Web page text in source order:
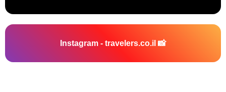
📸 Instagram - travelers.co.il